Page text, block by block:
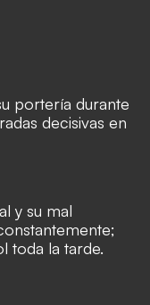
portería durante
decisivas en
y su mal
toda la tarde.